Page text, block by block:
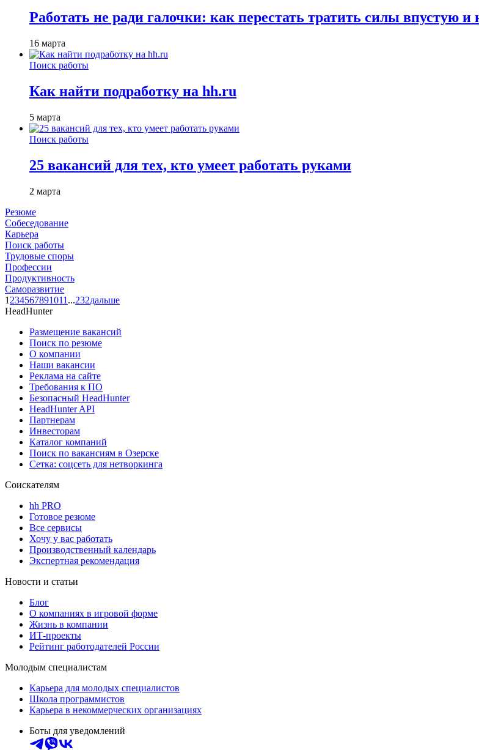
Работать не ради галочки: как перестать тратить силы впустую и
16 марта
Поиск работы
Как найти подработку на hh.ru
5 марта
Поиск работы
25 вакансий для тех, кто умеет работать руками
2 марта
Резюме
Собеседование
Карьера
Поиск работы
Трудовые споры
Профессии
Продуктивность
Саморазвитие
1 234567891011 ...232дальше
HeadHunter
Размещение вакансий
Поиск по резюме
О компании
Наши вакансии
Реклама на сайте
Требования к ПО
Безопасный HeadHunter
HeadHunter API
Партнерам
Инвесторам
Каталог компаний
Поиск по вакансиям в Озерске
Сетка: соцсеть для нетворкинга
Соискателям
hh PRO
Готовое резюме
Все сервисы
Хочу у вас работать
Производственный календарь
Экспертная рекомендация
Новости и статьи
Блог
О компаниях в игровой форме
Жизнь в компании
ИТ-проекты
Рейтинг работодателей России
Молодым специалистам
Карьера для молодых специалистов
Школа программистов
Карьера в некоммерческих организациях
Боты для уведомлений